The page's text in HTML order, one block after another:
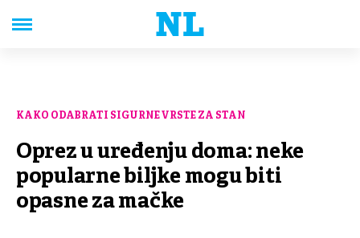
KAKO ODABRATI SIGURNE VRSTE ZA STAN
Oprez u uređenju doma: neke
popularne biljke mogu biti
opasne za mačke